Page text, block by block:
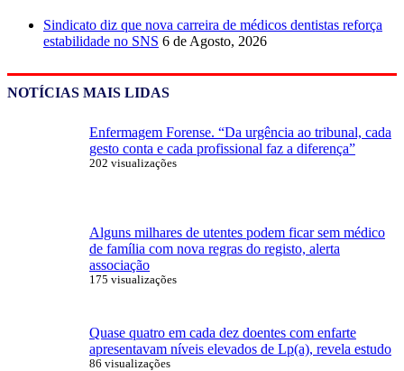
Sindicato diz que nova carreira de médicos dentistas reforça
estabilidade no SNS 6 de Agosto, 2026
NOTÍCIAS MAIS LIDAS
Enfermagem Forense. “Da urgência ao tribunal, cada
gesto conta e cada profissional faz a diferença”
202 visualizações
Alguns milhares de utentes podem ficar sem médico
de família com nova regras do registo, alerta
associação
175 visualizações
Quase quatro em cada dez doentes com enfarte
apresentavam níveis elevados de Lp(a), revela estudo
86 visualizações